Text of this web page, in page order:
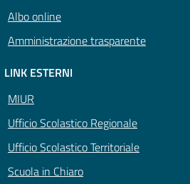
Albo online
Amministrazione trasparente
LINK ESTERNI
MIUR
Ufficio Scolastico Regionale
Ufficio Scolastico Territoriale
Scuola in Chiaro